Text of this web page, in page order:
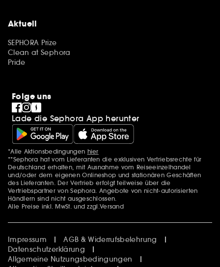
Aktuell
SEPHORA Prize
Clean at Sephora
Pride
Folge uns
Lade die Sephora App herunter
Zusätzlich Erwähnungen
*Alle Aktionsbedingungen hier
**Sephora hat vom Lieferanten die exklusiven Vertriebsrechte für
Deutschland erhalten, mit Ausnahme vom Reiseeinzelhandel
und/oder dem eigenen Onlineshop und stationären Geschäften
des Lieferanten. Der Vertrieb erfolgt teilweise über die
Vertriebspartner von Sephora. Angebote von nicht-autorisierten
Händlern sind nicht ausgeschlossen.
Alle Preise inkl. MwSt. und zzgl.Versand
Impressum
AGB & Widerrufsbelehrung
Datenschutzerklärung
Allgemeine Nutzungsbedingungen